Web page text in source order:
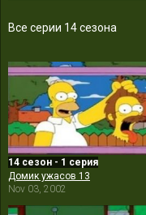
Все серии 14 сезона
14 сезон - 1 серия
Домик ужасов 13
Nov 03, 2002